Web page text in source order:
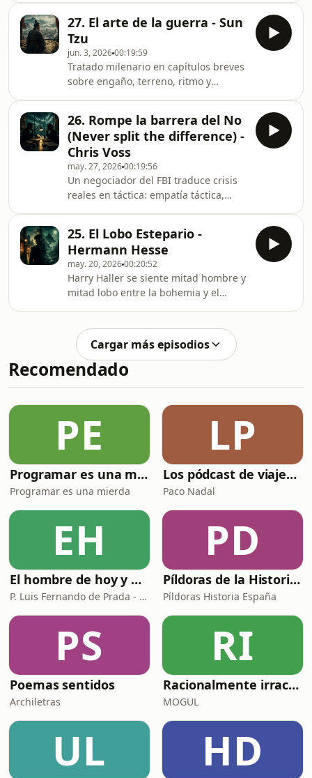
dependencia y la crueldad cotidiana
disfrazada de normalidad en una
fábula intensamente
reconocible.Blog:
www.en20minutos.com
27. El arte de la guerra - Sun
Tzu
jun. 3, 202600:19:59
Tratado milenario en capítulos breves
sobre engaño, terreno, ritmo y
de la guerra hoy sin convertirlo en
manual de frases de LinkedIn y
entender su lógica estratégica.
26. Rompe la barrera del No
(Never split the difference) -
Chris Voss
may. 27, 202600:19:56
Un negociador del FBI traduce crisis
reales en táctica: empatía táctica,
defecto. Ideas centrales de Never
split the difference con foco en
escuchar para influir sin forzar.Blog:
en20minutos.comLibros:
en20minutos.com/es/coleccion
25. El Lobo Estepario -
Hermann Hesse
may. 20, 202600:20:52
Harry Haller se siente mitad hombre y
mitad lobo entre la bohemia y el
búsqueda espiritual en una Europa
entre guerras. Qué mueve El lobo
estepario y sus lecturas posibles.Blog:
en20minutos.comLibro:Español:
Cargar más episodios
Recomendado
PE
Programar es una mierda
Programar es una mierda
LP
Los pódcast de viajes de Paco Nadal
Paco Nadal
EH
El hombre de hoy y Dios
P. Luis Fernando de Prada - Radio María ESP
PD
Píldoras de la Historia de España
Píldoras Historia España
PS
Poemas sentidos
Archiletras
RI
Racionalmente irracional
MOGUL
UL HD